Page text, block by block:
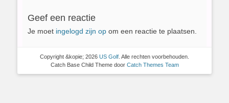
Geef een reactie
Je moet ingelogd zijn op om een reactie te plaatsen.
Copyright &kopie; 2026 US Golf . Alle rechten voorbehouden.
Catch Base Child Theme door Catch Themes Team